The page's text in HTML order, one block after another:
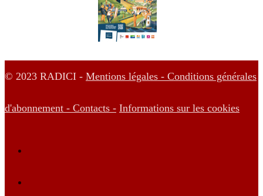
© 2023 RADICI - Mentions légales - Conditions générales
d'abonnement - Contacts - Informations sur les cookies